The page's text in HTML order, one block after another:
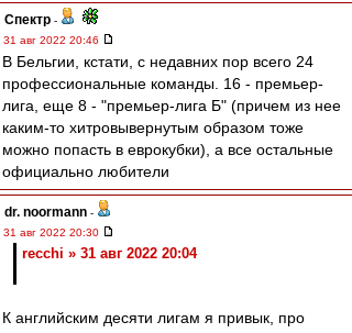
Спектр -
31 авг 2022 20:46
В Бельгии, кстати, с недавних пор всего 24
профессиональные команды. 16 - премьер-
лига, еще 8 - "премьер-лига Б" (причем из нее
каким-то хитровывернутым образом тоже
можно попасть в еврокубки), а все остальные
официально любители
dr. noormann -
31 авг 2022 20:30
recchi » 31 авг 2022 20:04
К английским десяти лигам я привык, про